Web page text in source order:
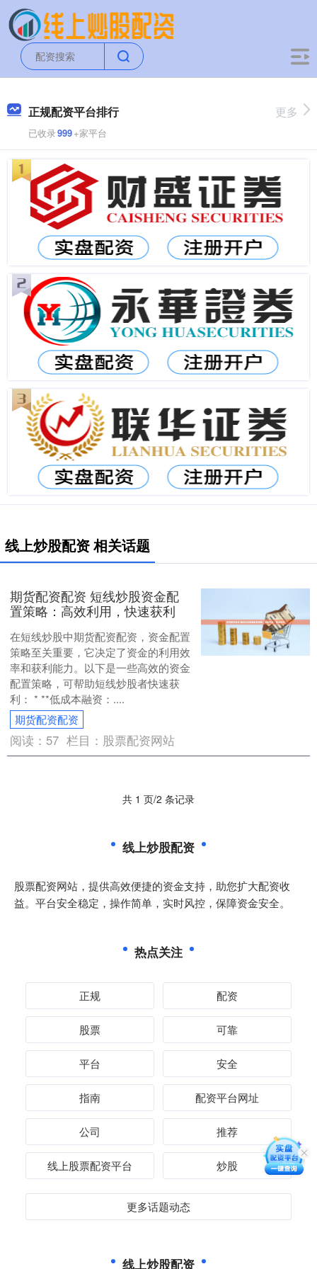
正规配资平台排行
已收录999+家平台
更多
线上炒股配资 相关话题
期货配资配资 短线炒股资金配
置策略：高效利用，快速获利
在短线炒股中期货配资配资，资金配置
策略至关重要，它决定了资金的利用效
率和获利能力。以下是一些高效的资金
配置策略，可帮助短线炒股者快速获
利： * **低成本融资：....
期货配资配资
阅读： 57 栏目： 股票配资网站
共 1 页/2 条记录
线上炒股配资
股票配资网站，提供高效便捷的资金支持，助您扩大配资收
益。平台安全稳定，操作简单，实时风控，保障资金安全。
热点关注
正规 配资
股票 可靠
平台 安全
指南 配资平台网址
公司 推荐
线上股票配资平台 炒股
更多话题动态
线上炒股配资